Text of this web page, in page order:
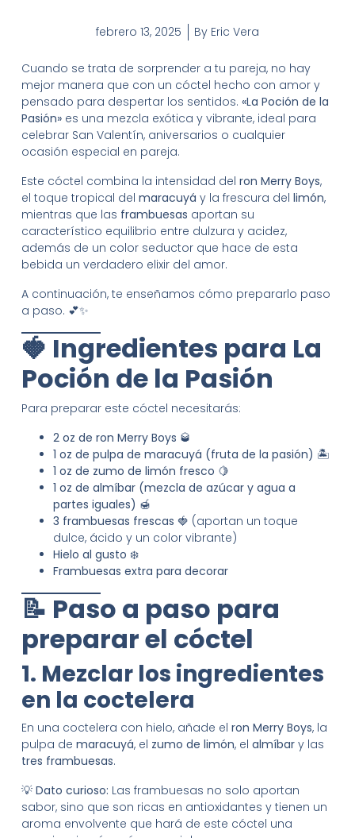
febrero 13, 2025 By Eric Vera
Cuando se trata de sorprender a tu pareja, no hay
mejor manera que con un cóctel hecho con amor y
pensado para despertar los sentidos. «La Poción de la
Pasión»es una mezcla exótica y vibrante, ideal para
celebrar San Valentín, aniversarios o cualquier
ocasión especial en pareja.
Este cóctel combina la intensidad del ron Merry Boys,
el toque tropical del maracuyá y la frescura del limón,
mientras que las frambuesas aportan su
característico equilibrio entre dulzura y acidez,
además de un color seductor que hace de esta
bebida un verdadero elixir del amor.
A continuación, te enseñamos cómo prepararlo paso
a paso. 💕✨
🍓 Ingredientes para La
Poción de la Pasión
Para preparar este cóctel necesitarás:
2 oz de ron Merry Boys 🥃
1 oz de pulpa de maracuyá (fruta de la pasión) 🏝️
1 oz de zumo de limón fresco 🍋
1 oz de almíbar (mezcla de azúcar y agua a
partes iguales) 🍯
3 frambuesas frescas 🍓 (aportan un toque
dulce, ácido y un color vibrante)
Hielo al gusto ❄️
Frambuesas extra para decorar
📝 Paso a paso para
preparar el cóctel
1. Mezclar los ingredientes
en la coctelera
En una coctelera con hielo, añade el ron Merry Boys, la
pulpa de maracuyá, el zumo de limón, el almíbary las
tres frambuesas.
💡 Dato curioso: Las frambuesas no solo aportan
sabor, sino que son ricas en antioxidantes y tienen un
aroma envolvente que hará de este cóctel una